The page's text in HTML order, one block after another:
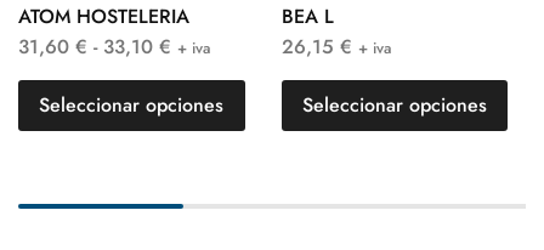
ATOM HOSTELERIA
31,60 € - 33,10 € + iva
Seleccionar opciones
BEA L
26,15 € + iva
Seleccionar opciones